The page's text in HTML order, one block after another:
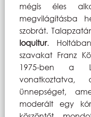
mégis éles
megvilágításba
szobrát.
loquitur.
szavakat Franz
1975-ben a
ünnepséget,
moderált egy